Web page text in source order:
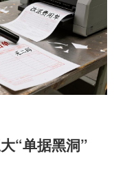
“单据黑洞”